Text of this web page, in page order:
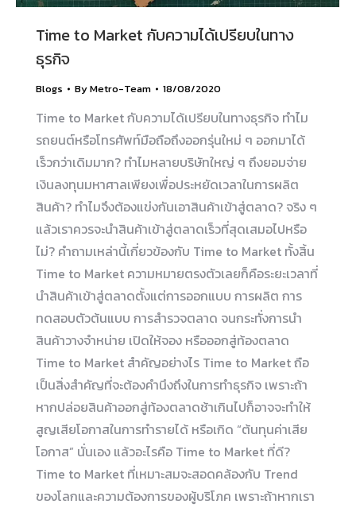
Time to Market กับความได้เปรียบในทาง
ธุรกิจ
Blogs ByMetro-Team 18/08/2020
Time to Market กับความได้เปรียบในทางธุรกิจ ทำไม
รถยนต์หรือโทรศัพท์มือถือถึงออกรุ่นใหม่ ๆ ออกมาได้
เร็วกว่าเดิมมาก? ทำไมหลายบริษัทใหญ่ ๆ ถึงยอมจ่าย
เงินลงทุนมหาศาลเพียงเพื่อประหยัดเวลาในการผลิต
สินค้า? ทำไมจึงต้องแข่งกันเอาสินค้าเข้าสู่ตลาด? จริง ๆ
แล้วเราควรจะนำสินค้าเข้าสู่ตลาดเร็วที่สุดเสมอไปหรือ
ไม่? คำถามเหล่านี้เกี่ยวข้องกับ Time to Market ทั้งสิ้น
Time to Market ความหมายตรงตัวเลยก็คือระยะเวลาที่
นำสินค้าเข้าสู่ตลาดตั้งแต่การออกแบบ การผลิต การ
ทดสอบตัวต้นแบบ การสำรวจตลาด จนกระทั่งการนำ
สินค้าวางจำหน่าย เปิดให้จอง หรือออกสู่ท้องตลาด
Time to Market สำคัญอย่างไร Time to Market ถือ
เป็นสิ่งสำคัญที่จะต้องคำนึงถึงในการทำธุรกิจ เพราะถ้า
หากปล่อยสินค้าออกสู่ท้องตลาดช้าเกินไปก็อาจจะทำให้
สูญเสียโอกาสในการทำรายได้ หรือเกิด “ต้นทุนค่าเสีย
โอกาส” นั่นเอง แล้วอะไรคือ Time to Market ที่ดี?
Time to Market ที่เหมาะสมจะสอดคล้องกับ Trend
ของโลกและความต้องการของผู้บริโภค เพราะถ้าหากเรา